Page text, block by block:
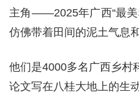
主角——2025年广西“最美
仿佛带着田间的泥土气息
他们是4000多名广西乡村
论文写在八桂大地上的生